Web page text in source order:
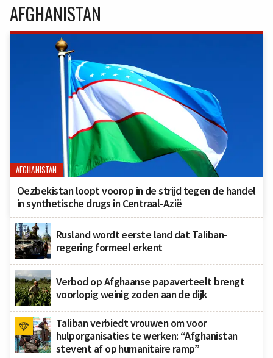
AFGHANISTAN
AFGHANISTAN
Oezbekistan loopt voorop in de strijd tegen de handel
in synthetische drugs in Centraal-Azië
Rusland wordt eerste land dat Taliban-
regering formeel erkent
Verbod op Afghaanse papaverteelt brengt
voorlopig weinig zoden aan de dijk
Taliban verbiedt vrouwen om voor
hulporganisaties te werken: “Afghanistan
stevent af op humanitaire ramp”